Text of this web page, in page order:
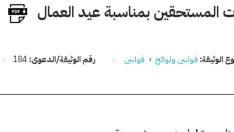
بمناسبة عيد العمال
الوثيقة: قوانين ولوائح › قوانين رقم الوثيقة/الدعوى:184